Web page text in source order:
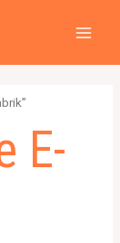
E-